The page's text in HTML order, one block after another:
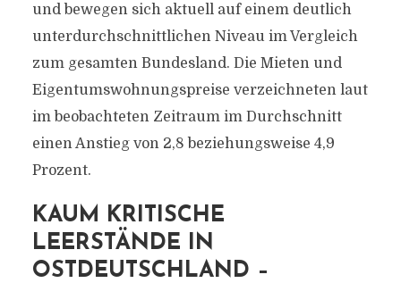
und bewegen sich aktuell auf einem deutlich
unterdurchschnittlichen Niveau im Vergleich
zum gesamten Bundesland. Die Mieten und
Eigentumswohnungspreise verzeichneten laut
im beobachteten Zeitraum im Durchschnitt
einen Anstieg von 2,8 beziehungsweise 4,9
Prozent.
KAUM KRITISCHE
LEERSTÄNDE IN
OSTDEUTSCHLAND –